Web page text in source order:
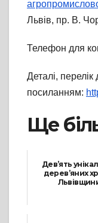
Львів, пр. В.
Телефон для
Деталі, перелік
посиланням:
Ще
Дев’ять
дерев’яних